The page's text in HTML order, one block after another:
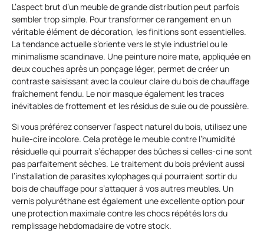
L’aspect brut d’un meuble de grande distribution peut parfois
sembler trop simple. Pour transformer ce rangement en un
véritable élément de décoration, les finitions sont essentielles.
La tendance actuelle s’oriente vers le style industriel ou le
minimalisme scandinave. Une peinture noire mate, appliquée en
deux couches après un ponçage léger, permet de créer un
contraste saisissant avec la couleur claire du bois de chauffage
fraîchement fendu. Le noir masque également les traces
inévitables de frottement et les résidus de suie ou de poussière.
Si vous préférez conserver l’aspect naturel du bois, utilisez une
huile-cire incolore. Cela protège le meuble contre l’humidité
résiduelle qui pourrait s’échapper des bûches si celles-ci ne sont
pas parfaitement sèches. Le traitement du bois prévient aussi
l’installation de parasites xylophages qui pourraient sortir du
bois de chauffage pour s’attaquer à vos autres meubles. Un
vernis polyuréthane est également une excellente option pour
une protection maximale contre les chocs répétés lors du
remplissage hebdomadaire de votre stock.